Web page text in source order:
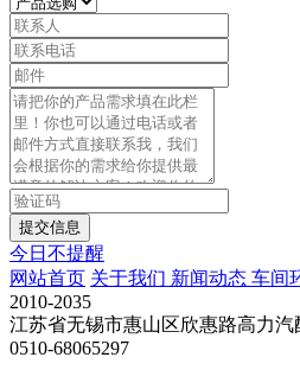
提交信息
今日不提醒
网站首页 关于我们 新闻动态 车间
2010-2035
江苏省无锡市惠山区欣惠路高力汽
0510-68065297